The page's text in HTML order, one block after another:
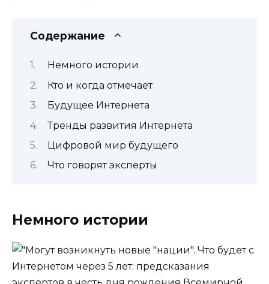
Содержание
Немного истории
Кто и когда отмечает
Будущее Интернета
Тренды развития Интернета
Цифровой мир будущего
Что говорят эксперты
Немного истории